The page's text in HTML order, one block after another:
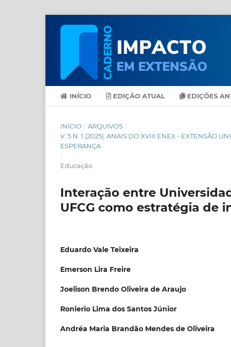
INÍCIO EDIÇÃO ATUAL EDIÇÕES
INÍCIO / ARQUIVOS /
V. 5 N. 1 (2025): ANAIS DO XVIII ENEX - EXTENSÃO
ESPERANÇA
/
Educação
Interação entre
UFCG como estratégia de
Eduardo Vale Teixeira
Emerson Lira Freire
Joelison Brendo Oliveira de Araujo
Ronierio Lima dos Santos Júnior
Andréa Maria Brandão Mendes de Oliveira